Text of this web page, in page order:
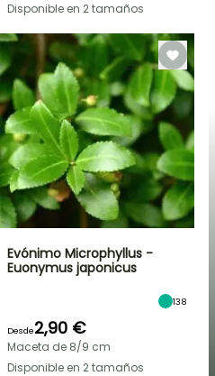
Disponible en 2 tamaños
Evónimo Microphyllus -
Euonymus japonicus
138
Desde2,90 €
Maceta de 8/9 cm
Disponible en 2 tamaños